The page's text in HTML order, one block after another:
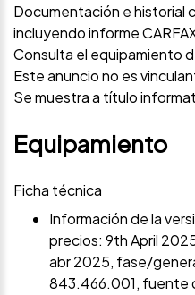
Documentación e historial
incluyendo informe
Consulta el equipamiento
Este anuncio no es
Se muestra a título
Equipamiento
Ficha técnica
Información de la
precios: 9th April
abr 2025, fase/
843.466.001, fuente